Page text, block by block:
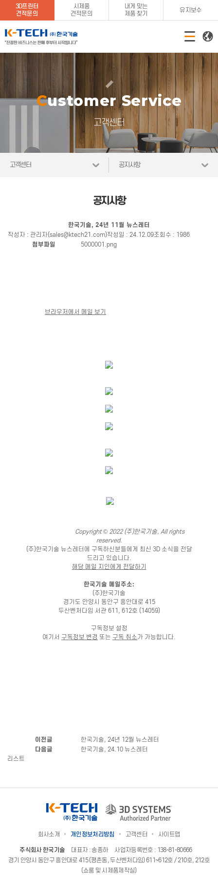
3D프린터
견적문의
시제품
견적문의
내게 맞는
제품 찾기
유지보수
Customer Service
고객센터
고객센터 공지사항
공지사항
한국기술, 24년 11월 뉴스레터
작성자 : 관리자(sales@ktech21.com)작성일 : 24.12.09조회수 : 1986
첨부파일 5000001.png
브라우저에서 메일 보기
Copyright © 2022 (주)한국기술, All rights
reserved.
(주)한국기술 뉴스레터에 구독하신분들에게 최신 3D 소식을 전달
드리고 있습니다.
해당 메일 지인에게 전달하기
한국기술 메일주소:
(주)한국기술
경기도 안양시 동안구 흥안대로 415
두산벤처다임 서관 611, 612호 (14059)
구독정보 설정
여기서 구독정보 변경 또는 구독 취소가 가능합니다.
이전글 한국기술, 24년 12월 뉴스레터
다음글
한국기술, 24.10 뉴스레터
리스트
회사소개 개인정보처리방침 고객센터 사이트맵
주식회사 한국기술 대표자 : 송종하
사업자등록번호 : 138-81-80666
경기 안양시 동안구 흥안대로 415 (평촌동, 두산벤처다임) 611~612호 / 210호, 212호
(쇼룸 및 시제품제작실)